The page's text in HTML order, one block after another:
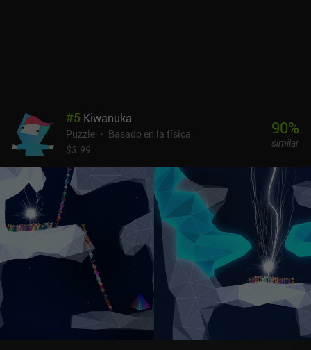
#5 Kiwanuka
Puzzle
Basado en la física
$3.99
90%
similar